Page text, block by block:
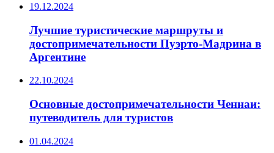
19.12.2024
Лучшие туристические маршруты и
достопримечательности Пуэрто-Мадрина в
Аргентине
22.10.2024
Основные достопримечательности Ченнаи:
путеводитель для туристов
01.04.2024